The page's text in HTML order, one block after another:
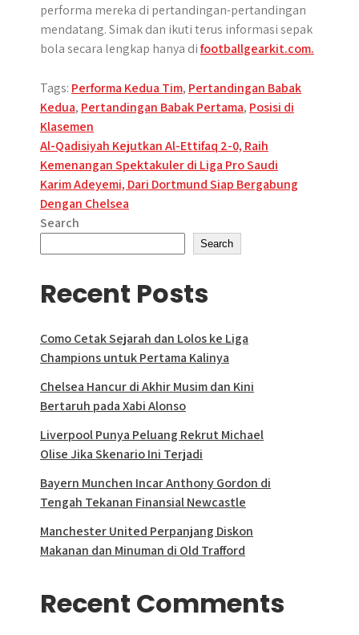
performa mereka di pertandingan-pertandingan
mendatang. Simak dan ikuti terus informasi sepak
bola secara lengkap hanya difootballgearkit.com.
Tags: Performa Kedua Tim, Pertandingan Babak
Kedua, Pertandingan Babak Pertama, Posisi di
Klasemen
Post
navigation
Al-Qadisiyah Kejutkan Al-Ettifaq 2-0, Raih
Kemenangan Spektakuler di Liga Pro Saudi
Karim Adeyemi, Dari Dortmund Siap Bergabung
Dengan Chelsea
Search
Search
Recent Posts
Como Cetak Sejarah dan Lolos ke Liga
Champions untuk Pertama Kalinya
Chelsea Hancur di Akhir Musim dan Kini
Bertaruh pada Xabi Alonso
Liverpool Punya Peluang Rekrut Michael
Olise Jika Skenario Ini Terjadi
Bayern Munchen Incar Anthony Gordon di
Tengah Tekanan Finansial Newcastle
Manchester United Perpanjang Diskon
Makanan dan Minuman di Old Trafford
Recent Comments